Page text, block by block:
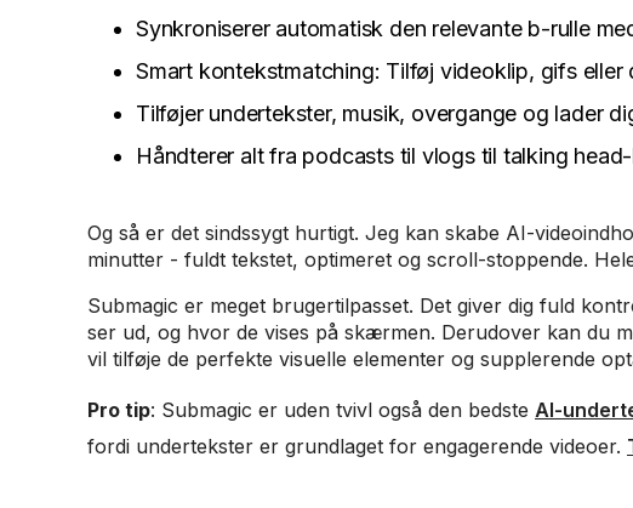
Synkroniserer automatisk den relevante b-rulle
Smart kontekstmatching: Tilføj videoklip, gifs
Tilføjer undertekster, musik, overgange og lader
Håndterer alt fra podcasts til vlogs til talking
Og så er det sindssygt hurtigt. Jeg kan skabe AI-
minutter - fuldt tekstet, optimeret og scroll-stoppende.
Submagic er meget brugertilpasset. Det giver dig fuld
ser ud, og hvor de vises på skærmen. Derudover kan du
vil tilføje de perfekte visuelle elementer og supplerende
Pro tip: Submagic er uden tvivl også den bedste AI-
fordi undertekster er grundlaget for engagerende videoer.